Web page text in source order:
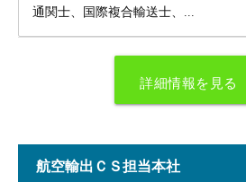
通関士、国際複合輸送士、...
詳細情報を見る
航空輸出ＣＳ担当本社